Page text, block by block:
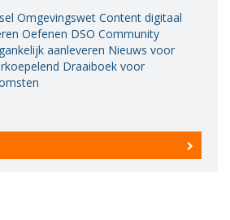
Omgevingswet Content digitaal
Oefenen DSO Community
aanleveren Nieuws voor
Draaiboek voor